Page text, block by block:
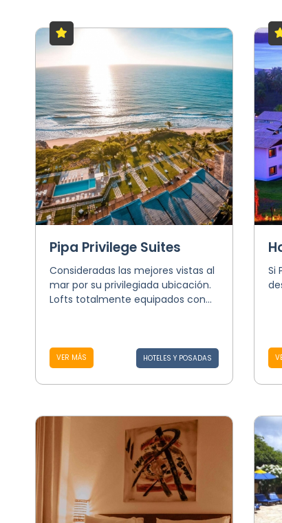
Pipa Privilege Suites
Consideradas las mejores vistas al
mar por su privilegiada ubicación.
Lofts totalmente equipados con...
VER MÁS HOTELES Y POSADAS
Si